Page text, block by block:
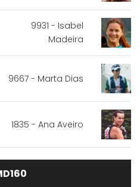
9931 - Isabel
Madeira
9667 - Marta Dias
1835 - Ana Aveiro